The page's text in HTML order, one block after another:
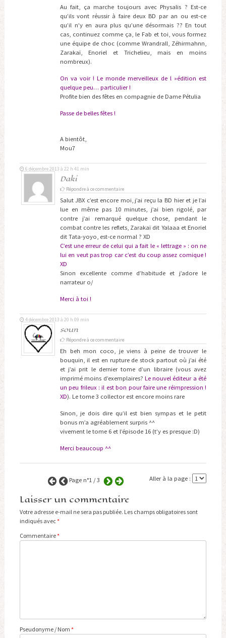
Au fait, ça marche toujours avec Physalis ? Est-ce
qu’ils vont réussir à faire deux BD par an ou est-ce
qu’il n’y en aura plus qu’une désormais ?? En tout
cas, continuez comme ça, le Fab et toi, vous formez
une équipe de choc (comme Wrandrall, Zéhirmahnn,
Zarakaï, Enoriel et Trichelieu, mais en moins
nombreux).
On va voir ! Le monde merveilleux de l »édition est
quelque peu… particulier !
Profite bien des fêtes en compagnie de Dame Pétulia
Passe de belles fêtes !
A bientôt,
Mou7
Daki
6 décembre 2013 à 22 h 41 min
Répondre à ce commentaire
Salut JBX c’est encore moi, j’ai reçu la BD hier et je l’ai
lue en même pas 10 minutes, j’ai bien rigolé, par
contre j’ai remarqué quelque chose, pendant le
combat contre les reflets, Zarakaï dit Yalaaa et Enoriel
dit Tata-yoyo, est-ce normal ? XD
C’est une erreur de celui qui a fait le « lettrage » : on ne
lui en veut pas trop car c’est du coup assez comique !
XD
Sinon excellente comme d’habitude et j’adore le
narrateur o/
Merci à toi !
soun
4 décembre 2013 à 20 h 09 min
Répondre à ce commentaire
Eh beh mon coco, je viens à peine de trouver le
bouquin, il est en rupture de stock partout où j’ai été
et j’ai prit le dernier tome d’un libraire (vous avez
imprimé moins d’exemplaires? Le nouvel éditeur a été
un peu frileux : il est bon pour faire une réimpression !
XD). Le tome 3 collector est encore moins rare
Sinon, je dois dire qu’il est bien sympas et le petit
bonus m’a agréablement surpris ^^
vivement le tome 6 et l’épisode 16 (t’y es presque :D)
Merci beaucoup ^^
Aller à la page :
Page n°1 / 3
Laisser un commentaire
Votre adresse e-mail ne sera pas publiée. Les champs obligatoires sont
indiqués avec*
Commentaire*
Pseudonyme / Nom *